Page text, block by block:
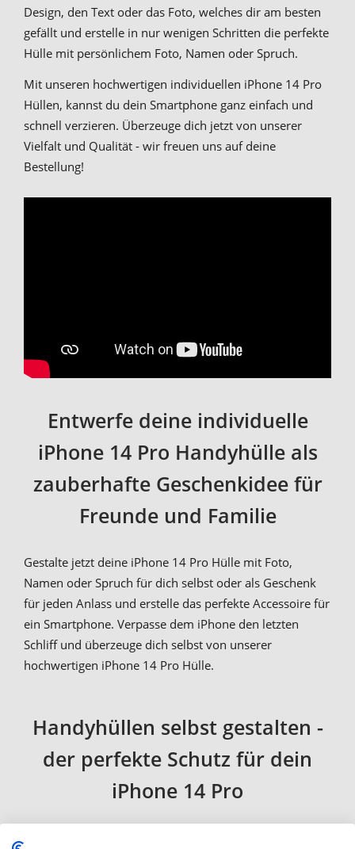
Design, den Text oder das Foto, welches dir am besten
gefällt und erstelle in nur wenigen Schritten die perfekte
Hülle mit persönlichem Foto, Namen oder Spruch.
Mit unseren hochwertigen individuellen iPhone 14 Pro
Hüllen, kannst du dein Smartphone ganz einfach und
schnell verzieren. Überzeuge dich jetzt von unserer
Vielfalt und Qualität - wir freuen uns auf deine
Bestellung!
Entwerfe deine individuelle
iPhone 14 Pro Handyhülle als
zauberhafte Geschenkidee für
Freunde und Familie
Gestalte jetzt deine iPhone 14 Pro Hülle mit Foto,
Namen oder Spruch für dich selbst oder als Geschenk
für jeden Anlass und erstelle das perfekte Accessoire für
ein Smartphone. Verpasse dem iPhone den letzten
Schliff und überzeuge dich selbst von unserer
hochwertigen iPhone 14 Pro Hülle.
Handyhüllen selbst gestalten -
der perfekte Schutz für dein
iPhone 14 Pro